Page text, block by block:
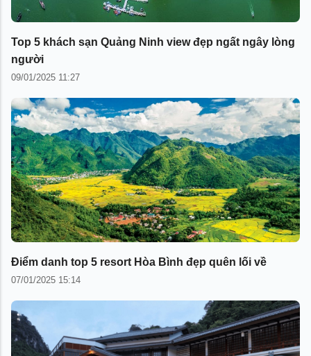
Top 5 khách sạn Quảng Ninh view đẹp ngất ngây lòng
người
09/01/2025 11:27
Điểm danh top 5 resort Hòa Bình đẹp quên lối về
07/01/2025 15:14